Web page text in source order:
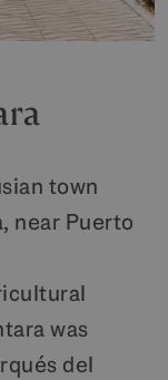
town
near Puerto
was
del